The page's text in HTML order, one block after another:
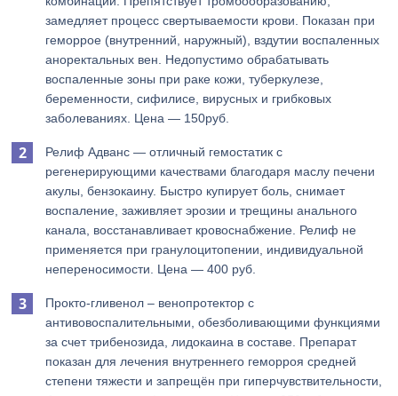
замедляет процесс свертываемости крови. Показан при
геморрое (внутренний, наружный), вздутии воспаленных
аноректальных вен. Недопустимо обрабатывать
воспаленные зоны при раке кожи, туберкулезе,
беременности, сифилисе, вирусных и грибковых
заболеваниях. Цена — 150руб.
Релиф Адванс — отличный гемостатик с
регенерирующими качествами благодаря маслу печени
акулы, бензокаину. Быстро купирует боль, снимает
воспаление, заживляет эрозии и трещины анального
канала, восстанавливает кровоснабжение. Релиф не
применяется при гранулоцитопении, индивидуальной
непереносимости. Цена — 400 руб.
Прокто-гливенол – венопротектор с
антивовоспалительными, обезболивающими функциями
за счет трибенозида, лидокаина в составе. Препарат
показан для лечения внутреннего геморроя средней
степени тяжести и запрещён при гиперчувствительности,